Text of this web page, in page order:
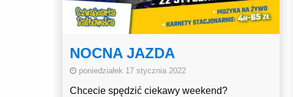
NOCNA JAZDA
poniedziałek 17 stycznia 2022
Chcecie spędzić ciekawy weekend?